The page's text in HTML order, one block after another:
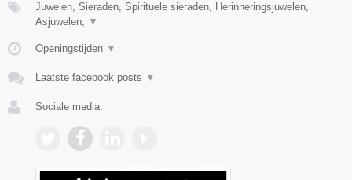
Juwelen, Sieraden, Spirituele sieraden, Herinneringsjuwelen,
Asjuwelen, ▼
Openingstijden ▼
Laatste facebook posts ▼
Sociale media: